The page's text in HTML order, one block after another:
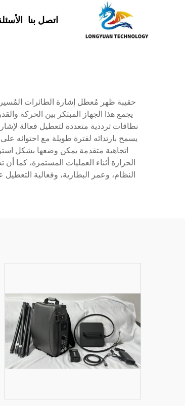
اتصل بنا
حقيبة ظهر مُعطل إشارة الطائرات
يجمع هذا الجهاز المبتكر بين الحركة
اتجاهية متقدمة يمكن وضعها بشكل
الحرارة أثناء العمليات المستمرة،
النظام، وعمر البطارية، وفعالية